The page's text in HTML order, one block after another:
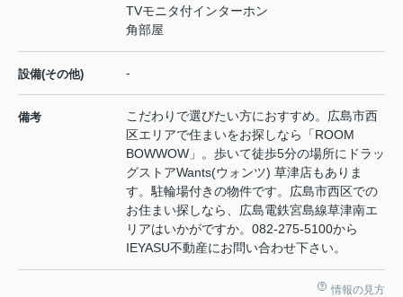
TVモニタ付インターホン
角部屋
設備(その他) -
備考
こだわりで選びたい方におすすめ。広島市西
区エリアで住まいをお探しなら「ROOM
BOWWOW」。歩いて徒歩5分の場所にドラッ
グストアWants(ウォンツ) 草津店もありま
す。駐輪場付きの物件です。広島市西区での
お住まい探しなら、広島電鉄宮島線草津南エ
リアはいかがですか。082-275-5100から
IEYASU不動産にお問い合わせ下さい。
情報の見方